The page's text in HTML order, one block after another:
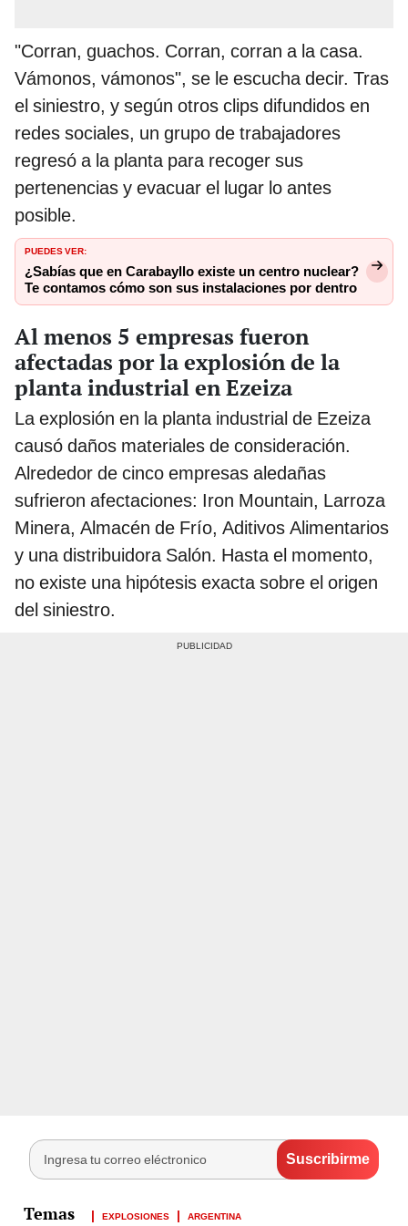
"Corran, guachos. Corran, corran a la casa.
Vámonos, vámonos", se le escucha decir. Tras
el siniestro, y según otros clips difundidos en
redes sociales, un grupo de trabajadores
regresó a la planta para recoger sus
pertenencias y evacuar el lugar lo antes
posible.
PUEDES VER:
¿Sabías que en Carabayllo existe un centro nuclear?
Te contamos cómo son sus instalaciones por dentro
Al menos 5 empresas fueron
afectadas por la explosión de la
planta industrial en Ezeiza
La explosión en la planta industrial de Ezeiza
causó daños materiales de consideración.
Alrededor de cinco empresas aledañas
sufrieron afectaciones: Iron Mountain, Larroza
Minera, Almacén de Frío, Aditivos Alimentarios
y una distribuidora Salón. Hasta el momento,
no existe una hipótesis exacta sobre el origen
del siniestro.
EXPLOSIONES ARGENTINA